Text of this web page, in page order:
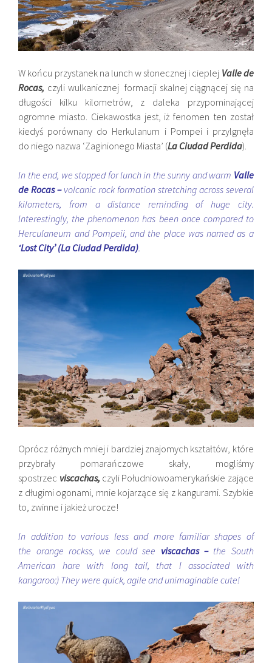
W końcu przystanek na lunch w słonecznej i cieplej Valle de
Rocas, czyli wulkanicznej formacji skalnej ciągnącej się na
długości kilku kilometrów, z daleka przypominającej
ogromne miasto. Ciekawostka jest, iż fenomen ten został
kiedyś porównany do Herkulanum i Pompei i przylgnęła
do niego nazwa ‘Zaginionego Miasta’ (La Ciudad Perdida).
In the end, we stopped for lunch in the sunny and warm Valle
de Rocas –volcanic rock formation stretching across several
kilometers, from a distance reminding of huge city.
Interestingly, the phenomenon has been once compared to
Herculaneum and Pompeii, and the place was named as a
‘Lost City’ (La Ciudad Perdida).
Oprócz różnych mniej i bardziej znajomych kształtów, które
przybrały pomarańczowe skały, mogliśmy
spostrzec viscachas, czyli Południowoamerykańskie zające
z długimi ogonami, mnie kojarzące się z kangurami. Szybkie
to, zwinne i jakież urocze!
In addition to various less and more familiar shapes of
the orange rockss, we could see viscachas –the South
American hare with long tail, that I associated with
kangaroo:) They were quick, agile and unimaginable cute!